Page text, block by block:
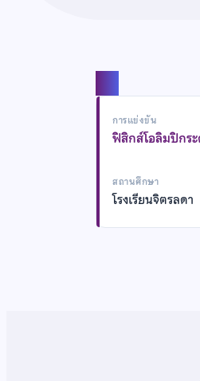
การแข่งขัน
ฟิสิกส์โอลิมปิกร
สถานศึกษา
โรงเรียนจิตรลดา